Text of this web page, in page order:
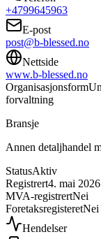
+4799645963
E-post
post@b-blessed.no
Nettside
www.b-blessed.no
Organisasjonsform
forvaltning
Bransje
Annen detaljhandel
StatusAktiv
Registrert4. mai 2026
MVA-registrertNei
ForetaksregisteretNei
Hendelser